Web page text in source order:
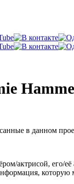
в данном
актрисой, его/